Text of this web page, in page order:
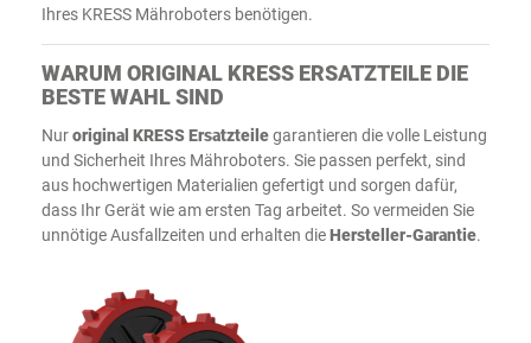
Ihres KRESS Mähroboters benötigen.
WARUM ORIGINAL KRESS ERSATZTEILE DIE
BESTE WAHL SIND
Nuroriginal KRESS Ersatzteilegarantieren die volle Leistung
und Sicherheit Ihres Mähroboters. Sie passen perfekt, sind
aus hochwertigen Materialien gefertigt und sorgen dafür,
dass Ihr Gerät wie am ersten Tag arbeitet. So vermeiden Sie
unnötige Ausfallzeiten und erhalten dieHersteller-Garantie.